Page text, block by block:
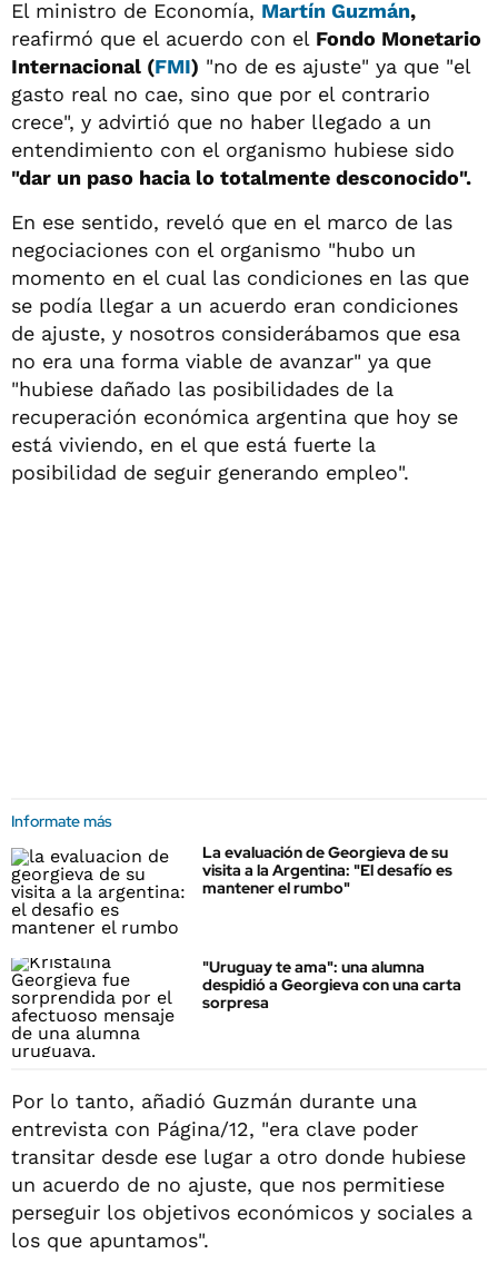
El ministro de Economía, Martín Guzmán,
reafirmó que el acuerdo con el Fondo Monetario
Internacional (FMI) "no de es ajuste" ya que "el
gasto real no cae, sino que por el contrario
crece", y advirtió que no haber llegado a un
entendimiento con el organismo hubiese sido
"dar un paso hacia lo totalmente desconocido".
En ese sentido, reveló que en el marco de las
negociaciones con el organismo "hubo un
momento en el cual las condiciones en las que
se podía llegar a un acuerdo eran condiciones
de ajuste, y nosotros considerábamos que esa
no era una forma viable de avanzar" ya que
"hubiese dañado las posibilidades de la
recuperación económica argentina que hoy se
está viviendo, en el que está fuerte la
posibilidad de seguir generando empleo".
Informate más
La evaluación de Georgieva de su
visita a la Argentina: "El desafío es
mantener el rumbo"
"Uruguay te ama": una alumna
despidió a Georgieva con una carta
sorpresa
Por lo tanto, añadió Guzmán durante una
entrevista con Página/12, "era clave poder
transitar desde ese lugar a otro donde hubiese
un acuerdo de no ajuste, que nos permitiese
perseguir los objetivos económicos y sociales a
los que apuntamos".